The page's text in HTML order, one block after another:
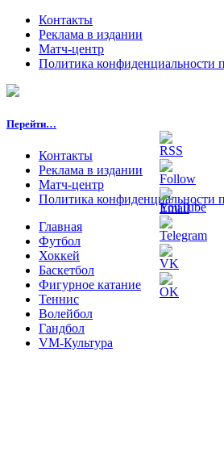
Контакты
Реклама в издании
Матч-центр
Политика конфиденциальности
Перейти…
Контакты
Реклама в издании
Матч-центр
Политика конфиденциальности
Главная
Футбол
Хоккей
Баскетбол
Фигурное катание
Теннис
Волейбол
Гандбол
VM-Культура